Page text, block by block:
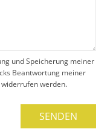
und Speicherung meiner
Beantwortung meiner
werden.
SENDEN